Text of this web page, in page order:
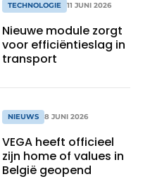
TECHNOLOGIE 11 JUNI 2026
Nieuwe module zorgt
voor efficiëntieslag in
transport
NIEUWS 8 JUNI 2026
VEGA heeft officieel
zijn home of values in
België geopend